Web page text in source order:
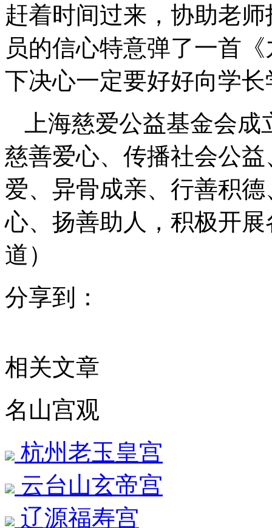
赶着时间过来，协助老
员的信心特意弹了一首
下决心一定要好好向学
上海慈爱公益基金会
慈善爱心、传播社会公
爱、异骨成亲、行善积
心、扬善助人，积极开
道）
分享到：
相关文章
名山宫观
杭州老玉皇宫
云台山玄帝宫
辽源福寿宫